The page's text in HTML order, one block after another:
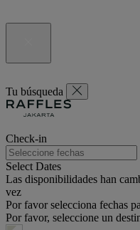
Tu búsqueda
Check-in
Select Dates
Las disponibilidades han
vez
Por favor selecciona fechas
Por favor, seleccione un